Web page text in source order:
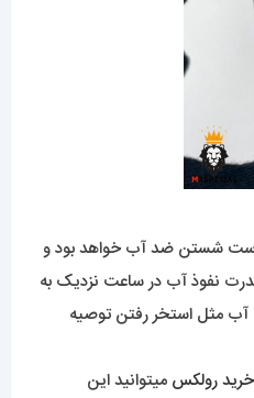
شستن ضد آب خواهد بود و
نفوذ آب در ساعت نزدیک به
آب مثل استخر رفتن توصیه
خرید رولکس میتوانید این